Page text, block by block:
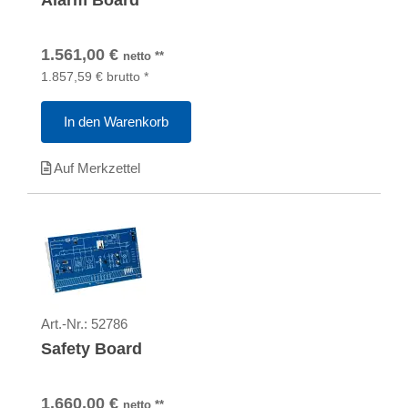
1.561,00 € netto **
1.857,59 € brutto *
In den Warenkorb
Auf Merkzettel
Art.-Nr.: 52786
Safety Board
1.660,00 € netto **